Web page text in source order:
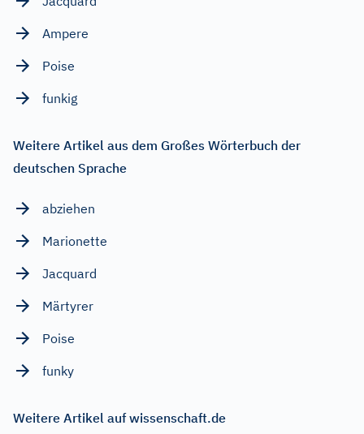
Ampere
Poise
funkig
Weitere Artikel aus dem Großes Wörterbuch der
deutschen Sprache
abziehen
Marionette
Jacquard
Märtyrer
Poise
funky
Weitere Artikel auf wissenschaft.de